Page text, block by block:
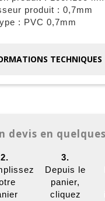
produit : 0,7mm
: PVC 0,7mm
TECHNIQUES
devis en
2.
3.
Depuis le
panier,
cliquez